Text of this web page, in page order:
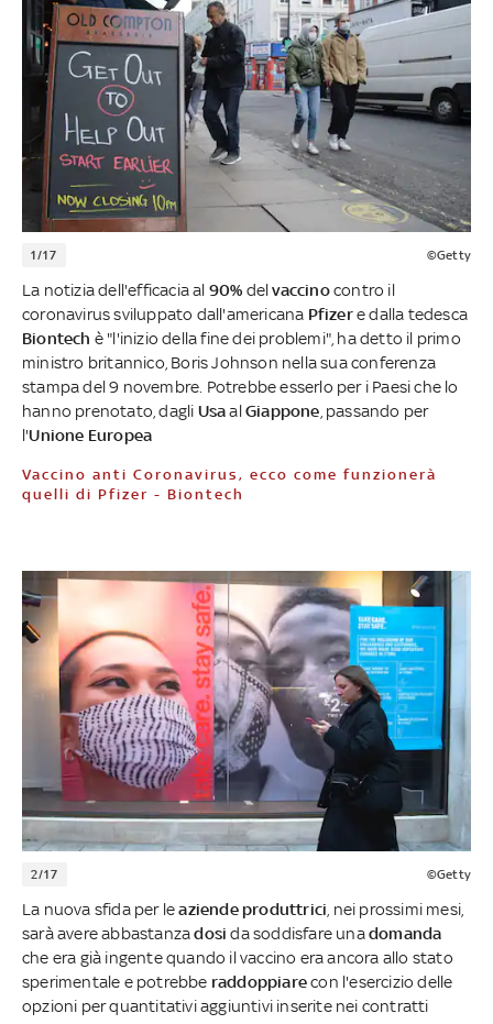
1/17 ©Getty
La notizia dell'efficacia al 90% delvaccinocontro il
coronavirus sviluppato dall'americana Pfizere dalla tedesca
Biontech è "l'inizio della fine dei problemi", ha detto il primo
ministro britannico, Boris Johnson nella sua conferenza
stampa del 9 novembre. Potrebbe esserlo per i Paesi che lo
hanno prenotato, dagli UsaalGiappone , passando per
l'Unione Europea
Vaccino anti Coronavirus, ecco come funzionerà
quelli di Pfizer - Biontech
2/17 ©Getty
La nuova sfida per leaziende produttrici , nei prossimi mesi,
sarà avere abbastanzadosi da soddisfare unadomanda
che era già ingente quando il vaccino era ancora allo stato
sperimentale e potrebbe raddoppiarecon l'esercizio delle
opzioni per quantitativi aggiuntivi inserite nei contratti